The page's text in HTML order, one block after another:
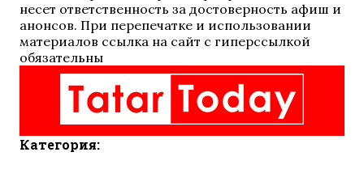
несет ответственность за достоверность афиш и
анонсов. При перепечатке и использовании
материалов ссылка на сайт с гиперссылкой
обязательны
Категория: